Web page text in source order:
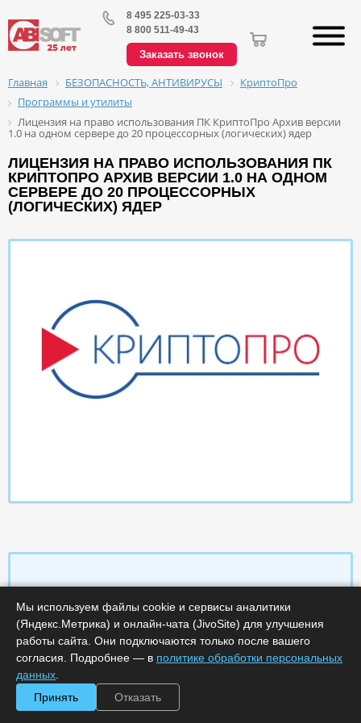
8 495 225-03-33
8 800 511-49-43
Заказать звонок
Главная БЕЗОПАСНОСТЬ, АНТИВИРУСЫ
КриптоПро
Программы и утилиты
Лицензия на право использования ПК КриптоПро Архив версии
1.0 на одном сервере до 20 процессорных (логических) ядер
ЛИЦЕНЗИЯ НА ПРАВО ИСПОЛЬЗОВАНИЯ ПК
КРИПТОПРО АРХИВ ВЕРСИИ 1.0 НА ОДНОМ
СЕРВЕРЕ ДО 20 ПРОЦЕССОРНЫХ
(ЛОГИЧЕСКИХ) ЯДЕР
Характеристики
Срок поставки, дней : 14
Минимальное количество лицензий :1
Обработка заказа :
Мы используем файлы cookie и сервисы аналитики
(Яндекс.Метрика) и онлайн-чата (JivoSite) для улучшения
работы сайта. Они подключаются только после вашего
согласия. Подробнее — в политике обработки персональных
данных
Принять
Отказать